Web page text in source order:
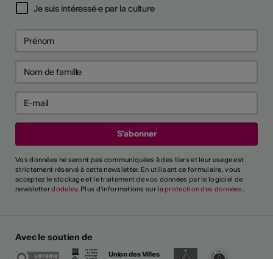
prévenir
prévenir
je reconnu
culturel
?
critères généraux et
également l'utilisation
Je suis intéressé·e par la culture
Vos données ne seront pas communiquées à des tiers et leur usage est
strictement réservé à cette newsletter. En utilisant ce formulaire, vous
acceptez le stockage et le traitement de vos données par le logiciel de
newsletterdodeley. Plus d'informations sur la protection des données.
Avec le soutien de
Union des Villes